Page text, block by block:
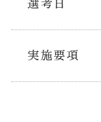
実施要項